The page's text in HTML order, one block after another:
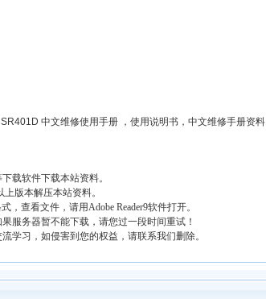
中文维修使用手册 ，使用说明书，中文维修手册资料
载软件下载本站资料。
版本解压本站资料。
，查看文件，请用Adobe Reader9软件打开。
服务器暂不能下载，请您过一段时间重试！
学习，如侵害到您的权益，请联系我们删除。